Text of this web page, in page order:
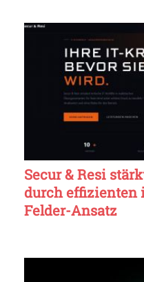
Secur & Resi
durch effizienten
Felder-Ansatz